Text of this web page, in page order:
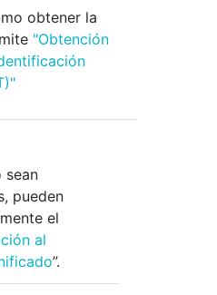
obtener la
"Obtención
sean
pueden
el
al
”.